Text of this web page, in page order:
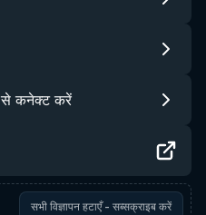
कनेक्ट करें
सभी विज्ञापन हटाएँ - सब्सक्राइब करें